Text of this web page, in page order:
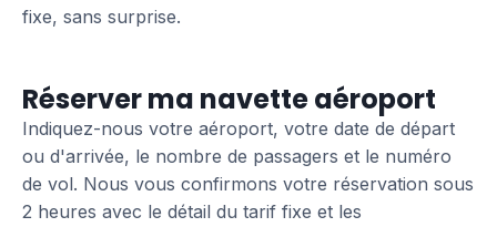
fixe, sans surprise.
Réserver ma navette aéroport
Indiquez-nous votre aéroport, votre date de départ
ou d'arrivée, le nombre de passagers et le numéro
de vol. Nous vous confirmons votre réservation sous
2 heures avec le détail du tarif fixe et les